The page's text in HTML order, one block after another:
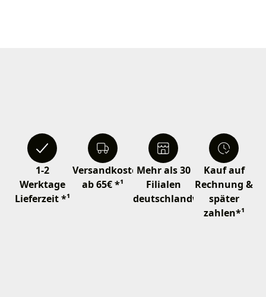
1-2
Werktage
Lieferzeit *¹
Versandkostenfrei
ab 65€ *¹
Mehr als 30
Filialen
deutschlandweit
Kauf auf
Rechnung &
später
zahlen*¹